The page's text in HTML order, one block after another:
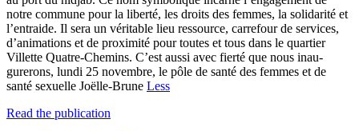
notre commune pour la liberté, les droits des femmes, la solidarité et
l’entraide. Il sera un véritable lieu ressource, carrefour de services,
d’animations et de proximité pour toutes et tous dans le quartier
Villette Quatre-Chemins. C’est aussi avec fierté que nous inau-
gurerons, lundi 25 novembre, le pôle de santé des femmes et de
santé sexuelle Joëlle-Brune Less
Read the publication